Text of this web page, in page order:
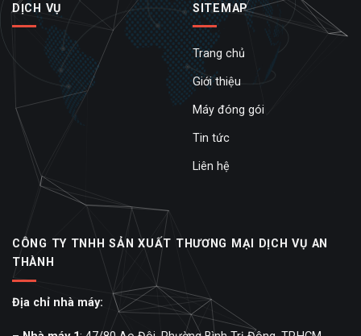
DỊCH VỤ SITEMAP
Trang chủ
Giới thiệu
Máy đóng gói
Tin tức
Liên hệ
CÔNG TY TNHH SẢN XUẤT THƯƠNG MẠI DỊCH VỤ AN
THÀNH
Địa chỉ nhà máy: